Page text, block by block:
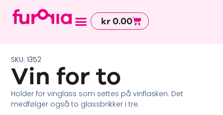
kr0.00
SKU: 1352
Vin for to
Holder for vinglass som settes på vinflasken. Det
medfølger også to glassbrikker i tre.